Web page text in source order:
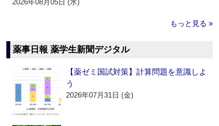
2026年08月05日 (水)
もっと見る »
薬事日報 薬学生新聞デジタル
【薬ゼミ国試対策】計算問題を意識しよ
う
2026年07月31日 (金)